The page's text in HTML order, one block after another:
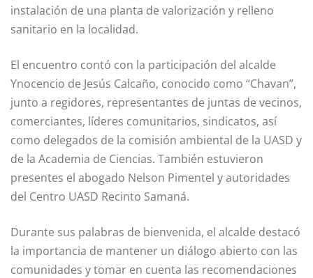
instalación de una planta de valorización y relleno
sanitario en la localidad.
El encuentro contó con la participación del alcalde
Ynocencio de Jesús Calcaño, conocido como “Chavan”,
junto a regidores, representantes de juntas de vecinos,
comerciantes, líderes comunitarios, sindicatos, así
como delegados de la comisión ambiental de la UASD y
de la Academia de Ciencias. También estuvieron
presentes el abogado Nelson Pimentel y autoridades
del Centro UASD Recinto Samaná.
Durante sus palabras de bienvenida, el alcalde destacó
la importancia de mantener un diálogo abierto con las
comunidades y tomar en cuenta las recomendaciones